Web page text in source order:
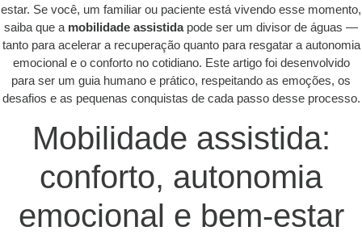
estar. Se você, um familiar ou paciente está vivendo esse momento,
saiba que a mobilidade assistidapode ser um divisor de águas —
tanto para acelerar a recuperação quanto para resgatar a autonomia
emocional e o conforto no cotidiano. Este artigo foi desenvolvido
para ser um guia humano e prático, respeitando as emoções, os
desafios e as pequenas conquistas de cada passo desse processo.
Mobilidade assistida:
conforto, autonomia
emocional e bem-estar